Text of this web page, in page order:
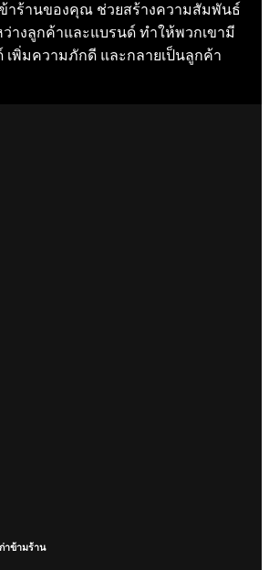
ข้าร้านของคุณ ช่วยสร้างความสัมพันธ์
างลูกค้าและแบรนด์ ทำให้พวกเขามี
พิ่มความภักดี และกลายเป็นลูกค้า
าข้ามร้าน